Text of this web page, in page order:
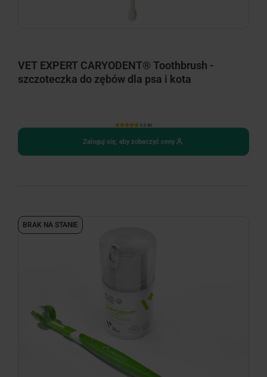
VET EXPERT CARYODENT® Toothbrush -
szczoteczka do zębów dla psa i kota
5.0 (6)
Zaloguj się, aby zobaczyć ceny
BRAK NA STANIE